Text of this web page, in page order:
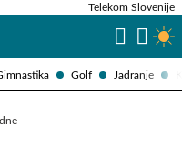
Golf Jadranje
Telekom Slovenije